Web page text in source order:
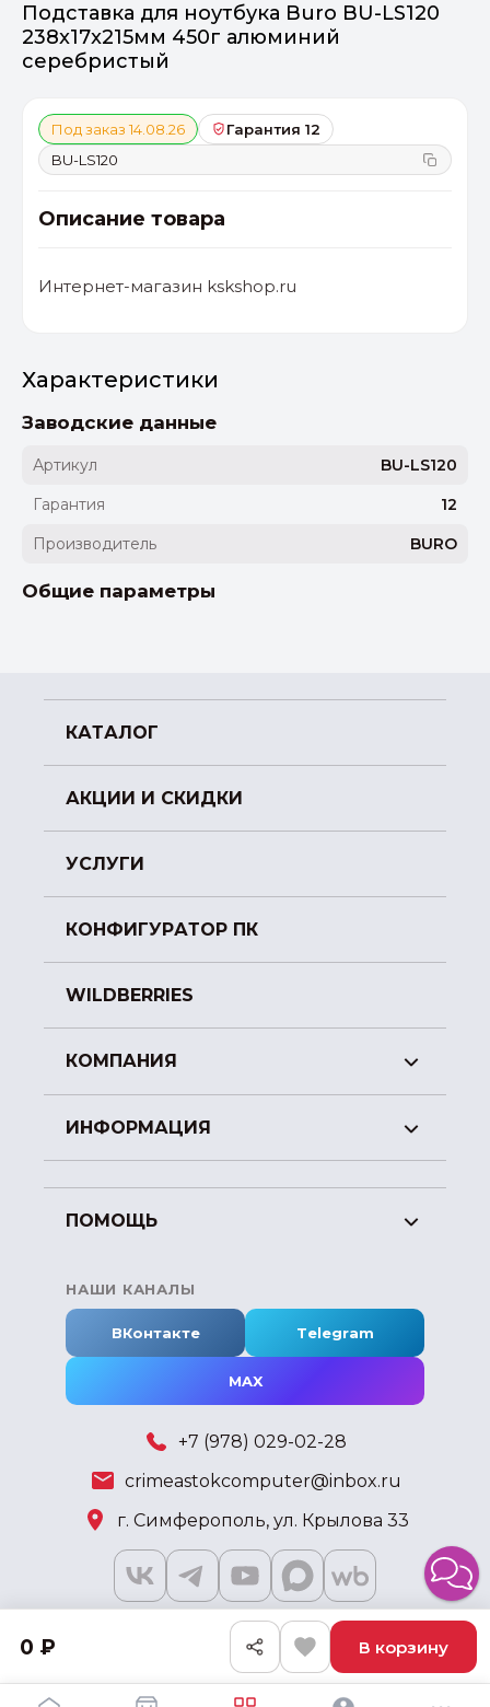
Подставка для ноутбука Buro BU-LS120
238x17x215мм 450г алюминий
серебристый
Под заказ 14.08.26
Гарантия 12
BU-LS120
Описание товара
Интернет-магазин kskshop.ru
0 ₽ В корзину
Характеристики
Заводские данные
Артикул
BU-LS120
Гарантия
12
Производитель
BURO
Общие параметры
КАТАЛОГ
АКЦИИ И СКИДКИ
УСЛУГИ
КОНФИГУРАТОР ПК
WILDBERRIES
КОМПАНИЯ
ИНФОРМАЦИЯ
ПОМОЩЬ
НАШИ КАНАЛЫ
ВКонтакте Telegram
MAX
+7 (978) 029-02-28
crimeastokcomputer@inbox.ru
г. Симферополь, ул. Крылова 33
2018 - 2026 © KSKSHOP.RU